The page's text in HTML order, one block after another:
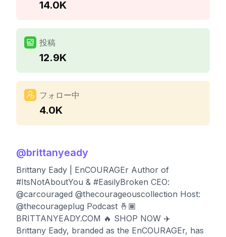
14.0K
投稿
12.9K
フォロー中
4.0K
@brittanyeady
Brittany Eady | EnCOURAGEr Author of
#ItsNotAboutYou & #EasilyBroken CEO:
@carcouraged @thecourageouscollection Host:
@thecourageplug Podcast 🤞🏾
BRITTANYEADY.COM 🔥 SHOP NOW ✈️
Brittany Eady, branded as the EnCOURAGEr, has